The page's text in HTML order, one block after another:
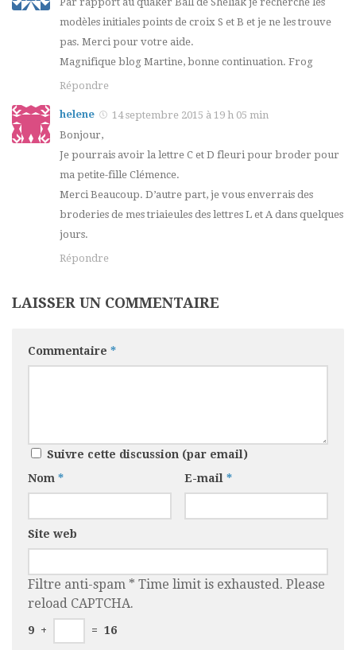
modèles initiales points de croix S et B et je ne les trouve
pas. Merci pour votre aide.
Magnifique blog Martine, bonne continuation. Frog
Répondre
helene
14 septembre 2015 à 19 h 05 min
Bonjour,
Je pourrais avoir la lettre C et D fleuri pour broder pour
ma petite-fille Clémence.
Merci Beaucoup. D’autre part, je vous enverrais des
broderies de mes triaieules des lettres L et A dans quelques
jours.
Répondre
LAISSER UN COMMENTAIRE
Commentaire *
Suivre cette discussion (par email)
Nom * E-mail *
Site web
Filtre anti-spam * Time limit is exhausted. Please
reload CAPTCHA.
9 + = 16